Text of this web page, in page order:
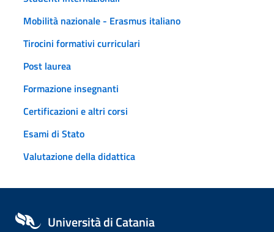
Mobilità nazionale - Erasmus italiano
Tirocini formativi curriculari
Post laurea
Formazione insegnanti
Certificazioni e altri corsi
Esami di Stato
Valutazione della didattica
Università di Catania